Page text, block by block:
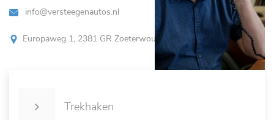
info@versteegenautos.nl
Europaweg 1, 2381 GR Zoeterwoude
Trekhaken